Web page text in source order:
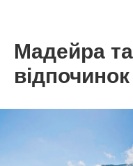
Мадейра
відпочинок